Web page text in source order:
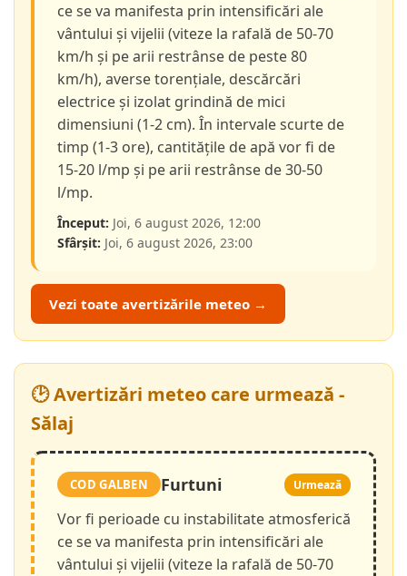
ce se va manifesta prin intensificări ale
vântului și vijelii (viteze la rafală de 50-70
km/h și pe arii restrânse de peste 80
km/h), averse torențiale, descărcări
electrice și izolat grindină de mici
dimensiuni (1-2 cm). În intervale scurte de
timp (1-3 ore), cantitățile de apă vor fi de
15-20 l/mp și pe arii restrânse de 30-50
l/mp.
Început: Joi, 6 august 2026, 12:00
Sfârșit: Joi, 6 august 2026, 23:00
Vezi toate avertizările meteo →
🕑 Avertizări meteo care urmează -
Sălaj
COD GALBEN Furtuni Urmează
Vor fi perioade cu instabilitate atmosferică
ce se va manifesta prin intensificări ale
vântului și vijelii (viteze la rafală de 50-70